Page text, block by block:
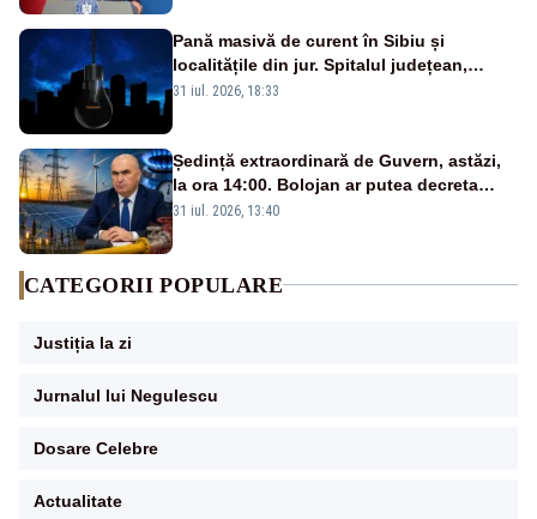
Pană masivă de curent în Sibiu și
localitățile din jur. Spitalul județean,
semafoarele, rețelele de telefonie, grav
31 iul. 2026, 18:33
Ședință extraordinară de Guvern, astăzi,
la ora 14:00. Bolojan ar putea decreta
stare de urgență energetică
31 iul. 2026, 13:40
CATEGORII POPULARE
Justiția la zi
Jurnalul lui Negulescu
Dosare Celebre
Actualitate